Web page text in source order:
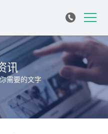
讯
需要的文字